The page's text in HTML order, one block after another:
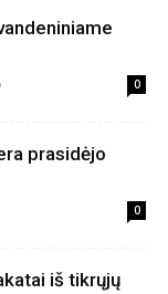
0
prasidėjo
0
iš tikrųjų